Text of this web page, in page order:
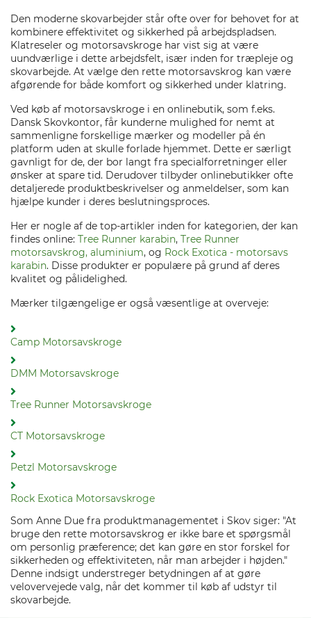
Den moderne skovarbejder står ofte over for behovet for at
kombinere effektivitet og sikkerhed på arbejdspladsen.
Klatreseler og motorsavskroge har vist sig at være
uundværlige i dette arbejdsfelt, især inden for træpleje og
skovarbejde. At vælge den rette motorsavskrog kan være
afgørende for både komfort og sikkerhed under klatring.
Ved køb af motorsavskroge i en onlinebutik, som f.eks.
Dansk Skovkontor, får kunderne mulighed for nemt at
sammenligne forskellige mærker og modeller på én
platform uden at skulle forlade hjemmet. Dette er særligt
gavnligt for de, der bor langt fra specialforretninger eller
ønsker at spare tid. Derudover tilbyder onlinebutikker ofte
detaljerede produktbeskrivelser og anmeldelser, som kan
hjælpe kunder i deres beslutningsproces.
Her er nogle af de top-artikler inden for kategorien, der kan
findes online: Tree Runner karabin, Tree Runner
motorsavskrog, aluminium, og Rock Exotica - motorsavs
karabin. Disse produkter er populære på grund af deres
kvalitet og pålidelighed.
Mærker tilgængelige er også væsentlige at overveje:
Camp Motorsavskroge
DMM Motorsavskroge
Tree Runner Motorsavskroge
CT Motorsavskroge
Petzl Motorsavskroge
Rock Exotica Motorsavskroge
Som Anne Due fra produktmanagementet i Skov siger: "At
bruge den rette motorsavskrog er ikke bare et spørgsmål
om personlig præference; det kan gøre en stor forskel for
sikkerheden og effektiviteten, når man arbejder i højden."
Denne indsigt understreger betydningen af at gøre
velovervejede valg, når det kommer til køb af udstyr til
skovarbejde.